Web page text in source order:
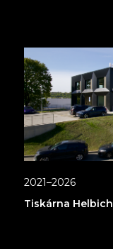
2021–2026
Tiskárna Helbich